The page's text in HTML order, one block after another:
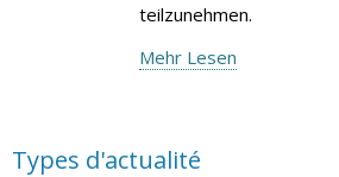
teilzunehmen.
Mehr Lesen
Types d'actualité